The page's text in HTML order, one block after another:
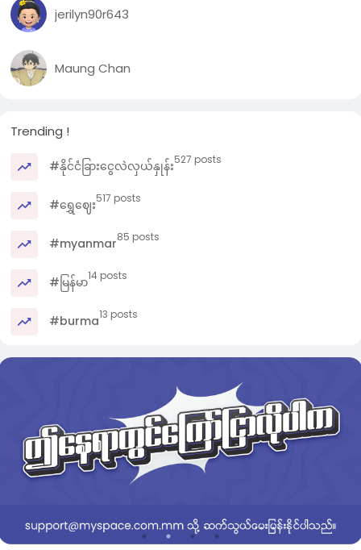
jerilyn90r643
Maung Chan
Trending !
#နိုင်ငံခြားငွေလဲလှယ်နှုန်း527 posts
#ရွှေဈေး517 posts
#myanmar85 posts
#မြန်မာ14 posts
#burma13 posts